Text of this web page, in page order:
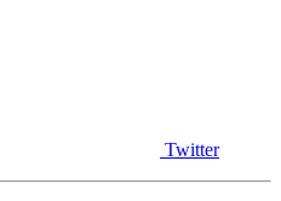
Twitter